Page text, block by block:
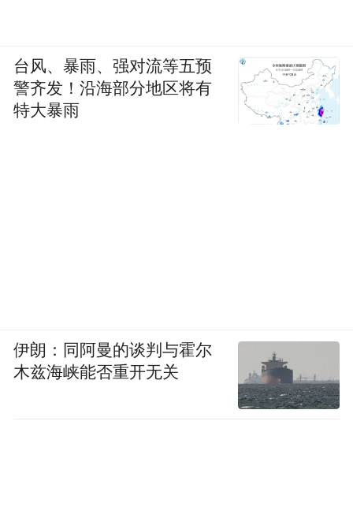
台风、暴雨、强对流等五预
警齐发！沿海部分地区将有
特大暴雨
伊朗：同阿曼的谈判与霍尔
木兹海峡能否重开无关